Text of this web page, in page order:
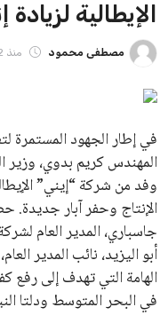
اخبار مصر
عرب وعالم
اقتصاد
اخبار الرياضة
منوعات
فن وثقافة
علوم وتكنولوجيا
المرأة والجمال
الإيطالية
مصطفى محمود منذ 2 أشهر
في إطار الجهود المستمرة
المهندس كريم بدوي، وزير
وفد من شركة “إيني”
الإنتاج وحفر آبار
جاسباري، المدير العام
أبو اليزيد، نائب المدير
الهامة التي تهدف إلى رفع
في البحر المتوسط ودلتا